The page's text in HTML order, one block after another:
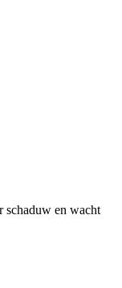
schaduw en wacht